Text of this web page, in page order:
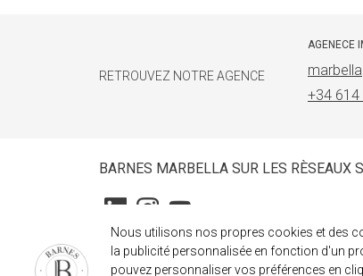
RETROUVEZ NOTRE AGENCE
AGENECE
+34 614
BARNES MARBELLA SUR LES RÈSEAUX
Nous utilisons nos propres cookies et des
la publicité personnalisée en fonction d'un
pouvez personnaliser vos préférences en